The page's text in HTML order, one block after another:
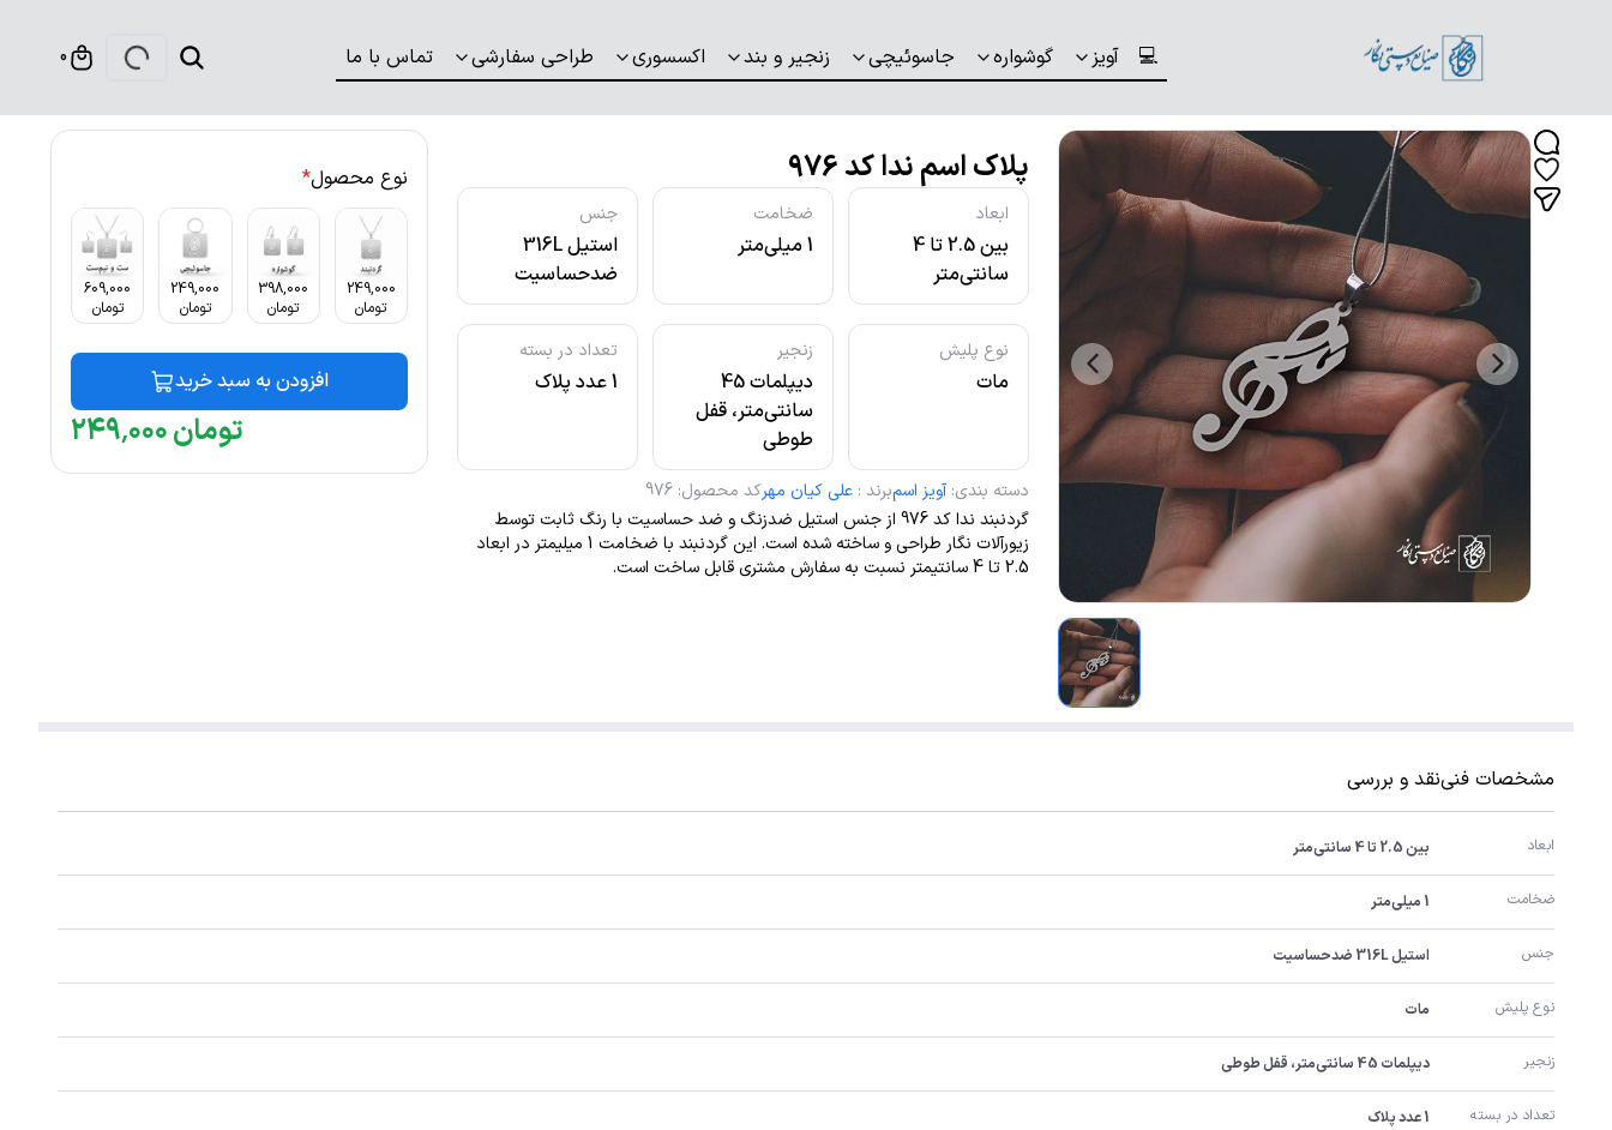
💻 آویز گوشواره جاسوئیچی زنجیر و بند اکسسوری طراحی سفارشی تماس با ما 0
پلاک اسم ندا کد 976
ابعاد
بین 2.5 تا 4
سانتی‌متر
ضخامت
1 میلی‌متر
جنس
استیل 316L
ضدحساسیت
نوع پلیش
مات
زنجیر
دیپلمات 45
سانتی‌متر، قفل
طوطی
تعداد در بسته
1 عدد پلاک
دسته بندی: آویز اسمبرند : علی کیان مهرکد محصول:
976
گردنبند ندا کد 976 از جنس استیل ضدزنگ و ضد حساسیت با رنگ ثابت توسط
زیورآلات نگار طراحی و ساخته شده است. این گردنبند با ضخامت 1 میلیمتر در ابعاد
2.5 تا 4 سانتیمتر نسبت به سفارش مشتری قابل ساخت است.
نوع محصول*
249,000
تومان
398,000
تومان
249,000
تومان
609,000
تومان
افزودن به سبد خرید
۲۴۹٬۰۰۰تومان
مشخصات فنینقد و بررسی
ابعاد بین 2.5 تا 4 سانتی‌متر
ضخامت 1 میلی‌متر
جنس استیل 316L ضدحساسیت
نوع پلیش مات
زنجیر دیپلمات 45 سانتی‌متر، قفل طوطی
تعداد در بسته 1 عدد پلاک